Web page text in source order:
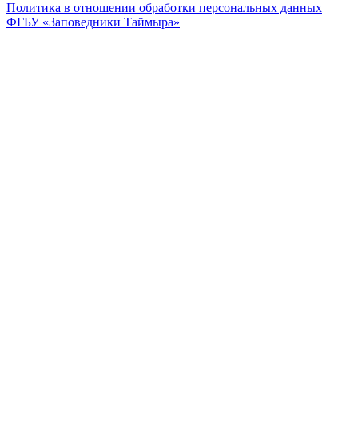
Политика в отношении обработки персональных данных
ФГБУ «Заповедники Таймыра»